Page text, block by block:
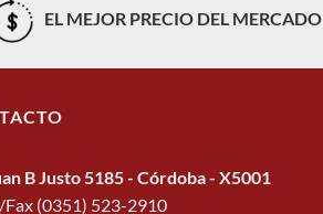
EL MEJOR PRECIO DEL MERCADO
B Justo 5185 - Córdoba - X5001
Fax (0351) 523-2910